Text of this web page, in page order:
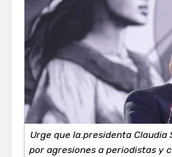
Urge que la.presidenta
por agresiones a periodistas y